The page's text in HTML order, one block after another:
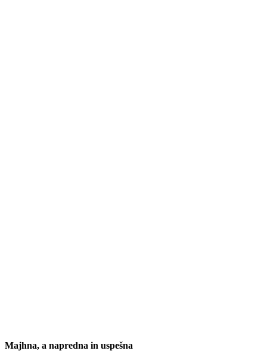
Majhna, a napredna in uspešna